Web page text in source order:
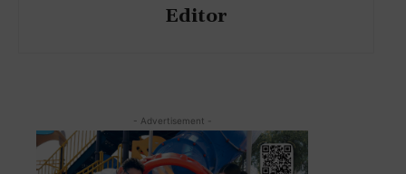
Editor
- Advertisement -